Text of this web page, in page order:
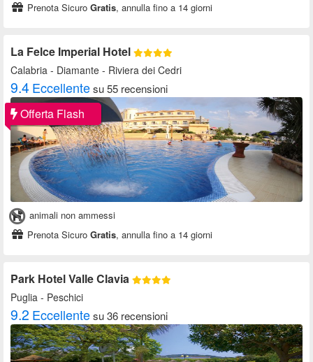
Prenota Sicuro Gratis, annulla fino a 14 giorni
La Felce Imperial Hotel
Calabria - Diamante - Riviera dei Cedri
9.4Eccellentesu 55 recensioni
Offerta Flash
animali non ammessi
Prenota Sicuro Gratis, annulla fino a 14 giorni
Park Hotel Valle Clavia
Puglia - Peschici
9.2 Eccellentesu 36 recensioni